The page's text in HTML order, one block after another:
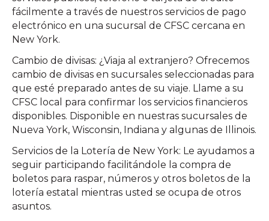
fácilmente a través de nuestros servicios de pago
electrónico en una sucursal de CFSC cercana en
New York.
Cambio de divisas: ¿Viaja al extranjero? Ofrecemos
cambio de divisas en sucursales seleccionadas para
que esté preparado antes de su viaje. Llame a su
CFSC local para confirmar los servicios financieros
disponibles. Disponible en nuestras sucursales de
Nueva York, Wisconsin, Indiana y algunas de Illinois.
Servicios de la Lotería de New York: Le ayudamos a
seguir participando facilitándole la compra de
boletos para raspar, números y otros boletos de la
lotería estatal mientras usted se ocupa de otros
asuntos.